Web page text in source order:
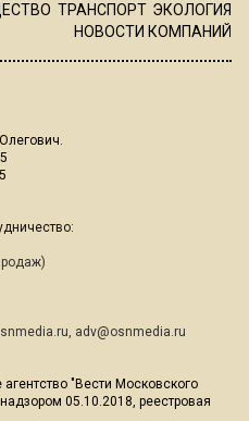
ТРАНСПОРТ ЭКОЛОГИЯ
НОВОСТИ КОМПАНИЙ
, adv@osnmedia.ru
"Вести Московского
05.10.2018, реестровая